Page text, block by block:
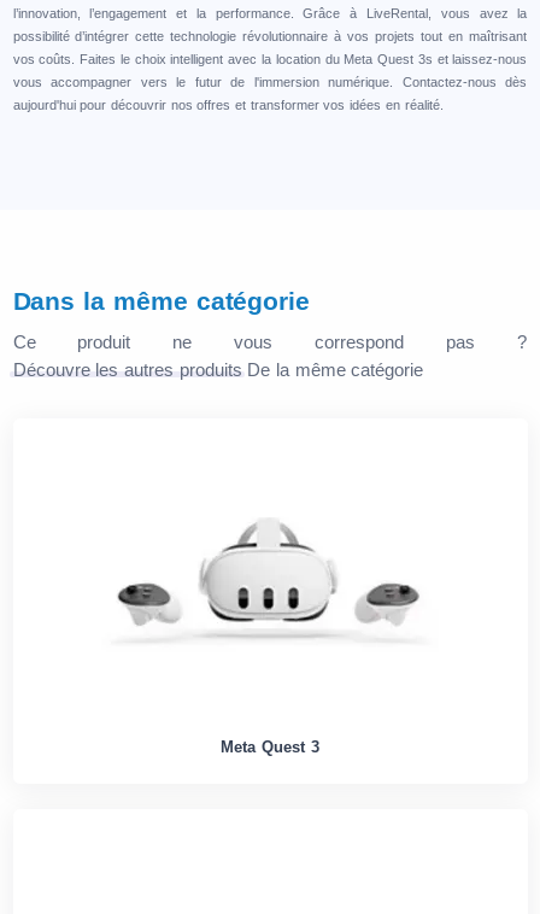
l’innovation, l’engagement et la performance. Grâce à LiveRental, vous avez la
possibilité d’intégrer cette technologie révolutionnaire à vos projets tout en maîtrisant
vos coûts. Faites le choix intelligent avec la location du Meta Quest 3s et laissez-nous
vous accompagner vers le futur de l'immersion numérique. Contactez-nous dès
aujourd'hui pour découvrir nos offres et transformer vos idées en réalité.
Dans la même catégorie
Ce produit ne vous correspond pas ?
Découvre les autres produits De la même catégorie
Meta Quest 3